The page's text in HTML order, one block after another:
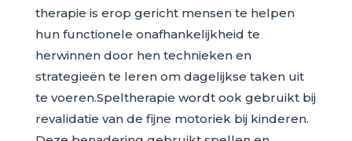
therapie is erop gericht mensen te helpen
hun functionele onafhankelijkheid te
herwinnen door hen technieken en
strategieën te leren om dagelijkse taken uit
te voeren.Speltherapie wordt ook gebruikt bij
revalidatie van de fijne motoriek bij kinderen.